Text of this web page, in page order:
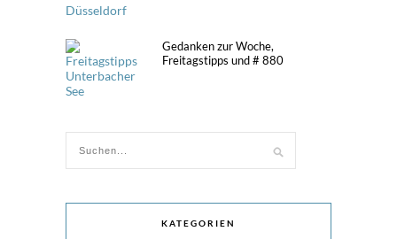
Gedanken zur Woche,
Freitagstipps und # 880
KATEGORIEN